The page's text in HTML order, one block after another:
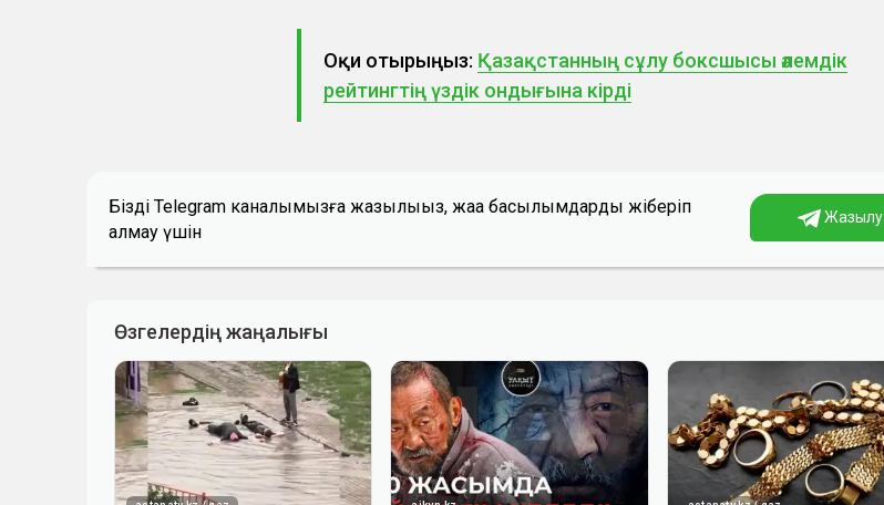
Оқи отырыңыз: Қазақстанның сұлу боксшысы әлемдік
рейтингтің үздік ондығына кірді
Біздің Telegram каналымызға жазылыңыз, жаңа басылымдарды жіберіп
алмау үшін
Жазылу